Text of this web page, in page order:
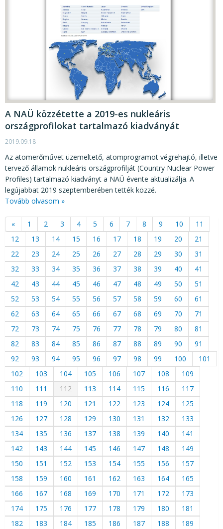
A NAÜ közzétette a 2019-es nukleáris
országprofilokat tartalmazó kiadványát
2019.09.18
Az atomerőművet üzemeltető, atomprogramot végrehajtó, illetve
tervező államok nukleáris országprofilját (Country Nuclear Power
Profiles) tartalmazó kiadványt a NAÜ évente aktualizálja. A
legújabbat 2019 szeptemberében tették közzé.
Tovább olvasom »
« 1 2 3 4 5 6 7 8 9 10
11
12
13 14 15 16 17 18 19 20
21
22
23 24 25 26 27 28 29 30
31
32
33 34 35 36 37 38 39 40
41
42
43 44 45 46 47 48 49 50
51
52
53 54 55 56 57 58 59 60
61
62
63 64 65 66 67 68 69 70
71
72
73 74 75 76 77 78 79 80
81
82
83 84 85 86 87 88 89 90
91
92
93 94 95 96 97 98 99 100
101
102
103 104 105 106 107 108
109
110
111 112 113 114 115 116
117
118
119 120 121 122 123 124
125
126
127 128 129 130 131 132
133
134
135 136 137 138 139 140
141
142
143 144 145 146 147 148
149
150
151 152 153 154 155 156
157
158
159 160 161 162 163 164
165
166
167 168 169 170 171 172
173
174
175 176 177 178 179 180
181
182
183 184 185 186 187 188
189